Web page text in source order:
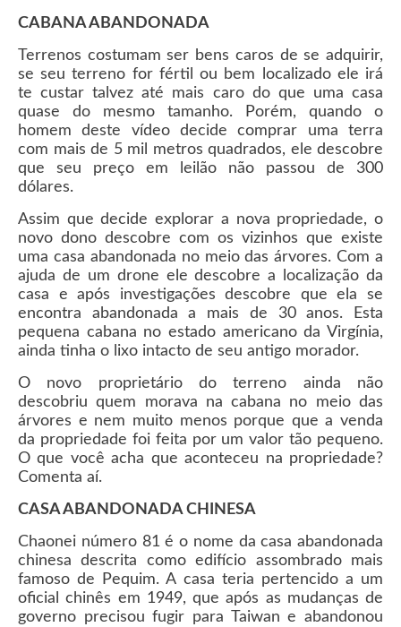
CABANA ABANDONADA
Terrenos costumam ser bens caros de se adquirir,
se seu terreno for fértil ou bem localizado ele irá
te custar talvez até mais caro do que uma casa
quase do mesmo tamanho. Porém, quando o
homem deste vídeo decide comprar uma terra
com mais de 5 mil metros quadrados, ele descobre
que seu preço em leilão não passou de 300
dólares.
Assim que decide explorar a nova propriedade, o
novo dono descobre com os vizinhos que existe
uma casa abandonada no meio das árvores. Com a
ajuda de um drone ele descobre a localização da
casa e após investigações descobre que ela se
encontra abandonada a mais de 30 anos. Esta
pequena cabana no estado americano da Virgínia,
ainda tinha o lixo intacto de seu antigo morador.
O novo proprietário do terreno ainda não
descobriu quem morava na cabana no meio das
árvores e nem muito menos porque que a venda
da propriedade foi feita por um valor tão pequeno.
O que você acha que aconteceu na propriedade?
Comenta aí.
CASA ABANDONADA CHINESA
Chaonei número 81 é o nome da casa abandonada
chinesa descrita como edifício assombrado mais
famoso de Pequim. A casa teria pertencido a um
oficial chinês em 1949, que após as mudanças de
governo precisou fugir para Taiwan e abandonou